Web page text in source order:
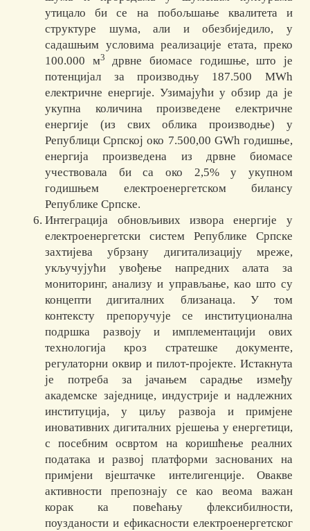
утицало би се на побољшање квалитета и
структуре шума, али и обезбиједило, у
садашњим условима реализације етата, преко
100.000 м3
дрвне биомасе годишње, што је
потенцијал за производњу 187.500 MWh
електричне енергије. Узимајући у обзир да је
укупна количина произведене електричне
енергије (из свих облика производње) у
Републици Српској око 7.500,00 GWh годишње,
енергија произведена из дрвне биомасе
учествовала би са око 2,5% у укупном
годишњем електроенергетском билансу
Републике Српске.
Интеграција обновљивих извора енергије у
електроенергетски систем Републике Српске
захтијева убрзану дигитализацију мреже,
укључујући увођење напредних алата за
мониторинг, анализу и управљање, као што су
концепти дигиталних близанаца. У том
контексту препоручује се институционална
подршка развоју и имплементацији ових
технологија кроз стратешке документе,
регулаторни оквир и пилот-пројекте. Истакнута
је потреба за јачањем сарадње између
академске заједнице, индустрије и надлежних
институција, у циљу развоја и примјене
иновативних дигиталних рјешења у енергетици,
с посебним освртом на коришћење реалних
података и развој платформи заснованих на
примјени вјештачке интелигенције. Овакве
активности препознају се као веома важан
корак ка повећању флексибилности,
поузданости и ефикасности електроенергетског